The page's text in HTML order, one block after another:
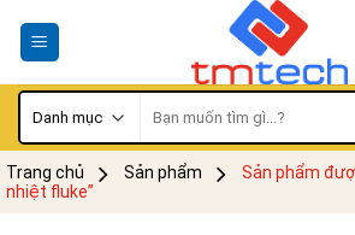
kiếm:
Trang chủ Sản phẩm
Sản phẩm
nhiệt fluke”